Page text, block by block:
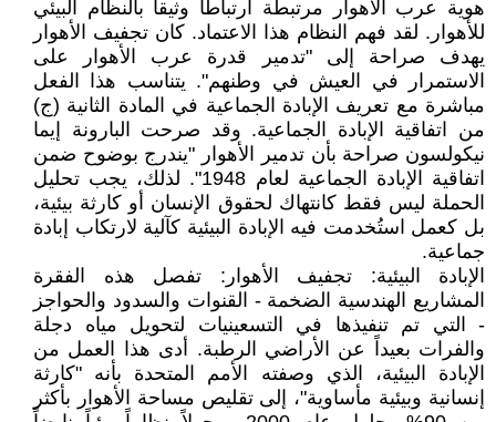
هوية عرب الأهوار مرتبطة ارتباطاً وثيقاً بالنظام البيئي
للأهوار. لقد فهم النظام هذا الاعتماد. كان تجفيف الأهوار
يهدف صراحة إلى "تدمير قدرة عرب الأهوار على
الاستمرار في العيش في وطنهم". يتناسب هذا الفعل
مباشرة مع تعريف الإبادة الجماعية في المادة الثانية (ج)
من اتفاقية الإبادة الجماعية. وقد صرحت البارونة إيما
نيكولسون صراحة بأن تدمير الأهوار "يندرج بوضوح ضمن
اتفاقية الإبادة الجماعية لعام 1948". لذلك، يجب تحليل
الحملة ليس فقط كانتهاك لحقوق الإنسان أو كارثة بيئية،
بل كعمل استُخدمت فيه الإبادة البيئية كآلية لارتكاب إبادة
جماعية.
الإبادة البيئية: تجفيف الأهوار: تفصل هذه الفقرة
المشاريع الهندسية الضخمة - القنوات والسدود والحواجز
- التي تم تنفيذها في التسعينيات لتحويل مياه دجلة
والفرات بعيداً عن الأراضي الرطبة. أدى هذا العمل من
الإبادة البيئية، الذي وصفته الأمم المتحدة بأنه "كارثة
إنسانية وبيئية مأساوية"، إلى تقليص مساحة الأهوار بأكثر